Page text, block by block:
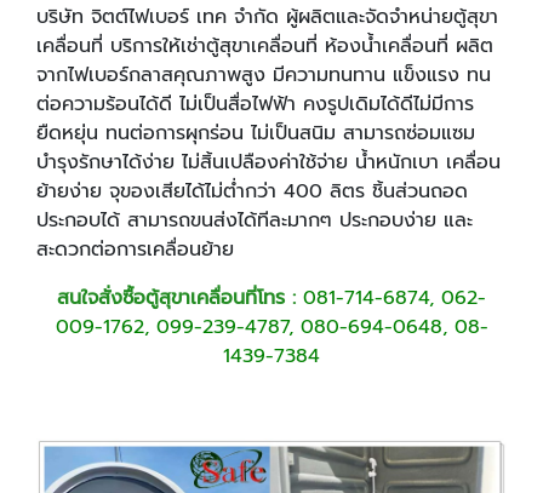
บริษัท จิตต์ไฟเบอร์ เทค จำกัด ผู้ผลิตและจัดจำหน่ายตู้สุขา
เคลื่อนที่ บริการให้เช่าตู้สุขาเคลื่อนที่ ห้องน้ำเคลื่อนที่ ผลิต
จากไฟเบอร์กลาสคุณภาพสูง มีความทนทาน แข็งแรง ทน
ต่อความร้อนได้ดี ไม่เป็นสื่อไฟฟ้า คงรูปเดิมได้ดีไม่มีการ
ยืดหยุ่น ทนต่อการผุกร่อน ไม่เป็นสนิม สามารถซ่อมแซม
บำรุงรักษาได้ง่าย ไม่สิ้นเปลืองค่าใช้จ่าย น้ำหนักเบา เคลื่อน
ย้ายง่าย จุของเสียได้ไม่ต่ำกว่า 400 ลิตร ชิ้นส่วนถอด
ประกอบได้ สามารถขนส่งได้ทีละมากๆ ประกอบง่าย และ
สะดวกต่อการเคลื่อนย้าย
สนใจสั่งซื้อตู้สุขาเคลื่อนที่โทร : 081-714-6874, 062-
009-1762, 099-239-4787, 080-694-0648, 08-
1439-7384